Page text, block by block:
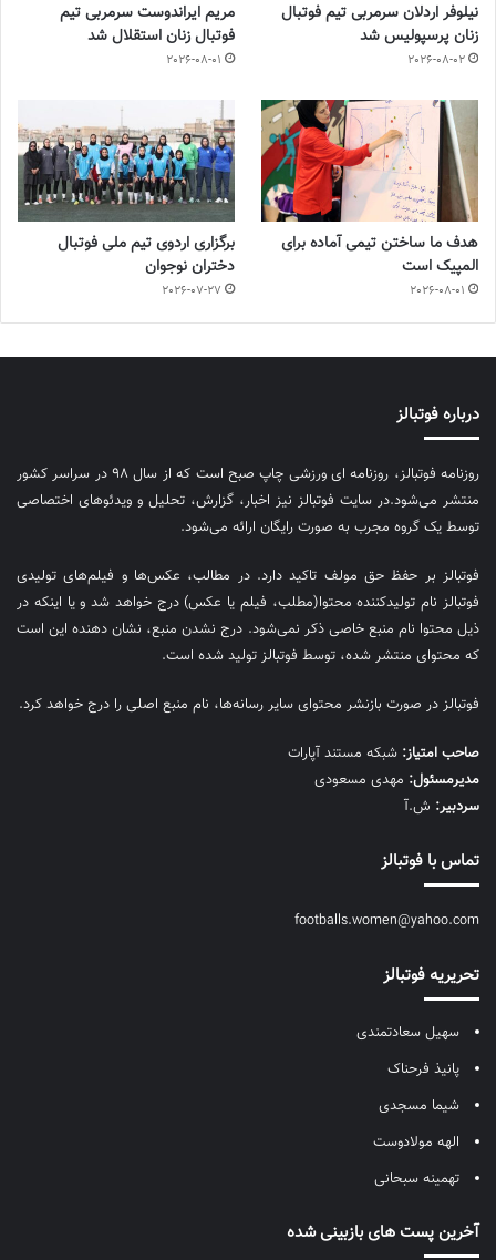
نیلوفر اردلان سرمربی تیم فوتبال
زنان پرسپولیس شد
2026-08-02
مریم ایراندوست سرمربی تیم
فوتبال زنان استقلال شد
2026-08-01
هدف ما ساختن تیمی آماده برای
المپیک است
2026-08-01
برگزاری اردوی تیم ملی فوتبال
دختران نوجوان
2026-07-27
درباره فوتبالز
روزنامه فوتبالز، روزنامه ای ورزشی چاپ صبح است که از سال ۹۸ در سراسر کشور
منتشر می‌شود.در سایت فوتبالز نیز اخبار، گزارش، تحلیل و ویدئوهای اختصاصی
توسط یک گروه مجرب به صورت رایگان ارائه می‌شود.
فوتبالز بر حفظ حق مولف تاکید دارد. در مطالب، عکس‌ها و فیلم‌های تولیدی
فوتبالز نام تولیدکننده محتوا(مطلب، فیلم یا عکس) درج خواهد شد و یا اینکه در
ذیل محتوا نام منبع خاصی ذکر نمی‌‎شود. درج نشدن منبع، نشان دهنده این است
که محتوای منتشر شده، توسط فوتبالز تولید شده است.
فوتبالز در صورت بازنشر محتوای سایر رسانه‌ها، نام منبع اصلی را درج خواهد کرد.
صاحب امتیاز: شبکه مستند آپارات
مديرمسئول: مهدی مسعودی
سردبیر: ش.آ
تماس با فوتبالز
footballs.women@yahoo.com
تحریریه فوتبالز
سهیل سعادتمندی
پانیذ فرحناک
شیما مسجدی
الهه مولادوست
تهمینه سبحانی
آخرین پست های بازبینی شده